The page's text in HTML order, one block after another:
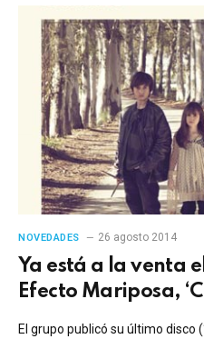
NOVEDADES 26 agosto 2014
Ya está a la venta
Efecto Mariposa,
El grupo publicó su último disco